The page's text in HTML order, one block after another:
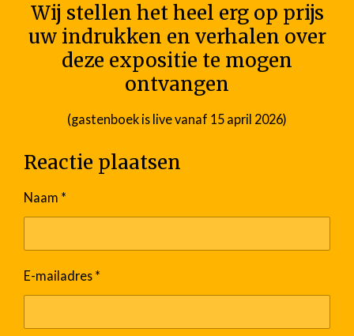
Wij stellen het heel erg op prijs
uw indrukken en verhalen over
deze expositie te mogen
ontvangen
(gastenboek is live vanaf 15 april 2026)
Reactie plaatsen
Naam *
E-mailadres *